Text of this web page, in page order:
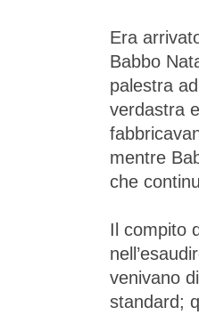
Era
Babbo
palestra
verdastra
mentre
che
Il compito
venivano
standard;